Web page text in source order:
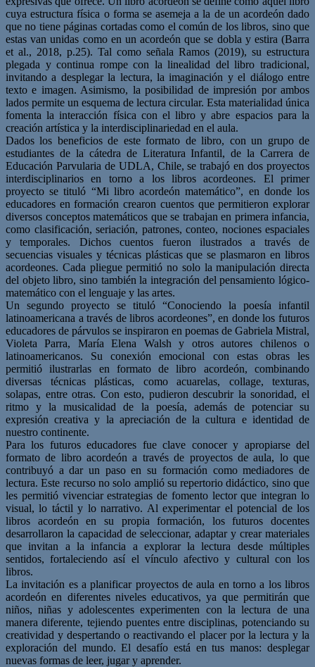
cuya estructura física o forma se asemeja a la de un acordeón dado
que no tiene páginas cortadas como el común de los libros, sino que
estas van unidas como en un acordeón que se dobla y estira (Barra
et al., 2018, p.25). Tal como señala Ramos (2019), su estructura
plegada y continua rompe con la linealidad del libro tradicional,
invitando a desplegar la lectura, la imaginación y el diálogo entre
texto e imagen. Asimismo, la posibilidad de impresión por ambos
lados permite un esquema de lectura circular. Esta materialidad única
fomenta la interacción física con el libro y abre espacios para la
creación artística y la interdisciplinariedad en el aula.
Dados los beneficios de este formato de libro, con un grupo de
estudiantes de la cátedra de Literatura Infantil, de la Carrera de
Educación Parvularia de UDLA, Chile, se trabajó en dos proyectos
interdisciplinarios en torno a los libros acordeones. El primer
proyecto se tituló “Mi libro acordeón matemático”, en donde los
educadores en formación crearon cuentos que permitieron explorar
diversos conceptos matemáticos que se trabajan en primera infancia,
como clasificación, seriación, patrones, conteo, nociones espaciales
y temporales. Dichos cuentos fueron ilustrados a través de
secuencias visuales y técnicas plásticas que se plasmaron en libros
acordeones. Cada pliegue permitió no solo la manipulación directa
del objeto libro, sino también la integración del pensamiento lógico-
matemático con el lenguaje y las artes.
Un segundo proyecto se tituló “Conociendo la poesía infantil
latinoamericana a través de libros acordeones”, en donde los futuros
educadores de párvulos se inspiraron en poemas de Gabriela Mistral,
Violeta Parra, María Elena Walsh y otros autores chilenos o
latinoamericanos. Su conexión emocional con estas obras les
permitió ilustrarlas en formato de libro acordeón, combinando
diversas técnicas plásticas, como acuarelas, collage, texturas,
solapas, entre otras. Con esto, pudieron descubrir la sonoridad, el
ritmo y la musicalidad de la poesía, además de potenciar su
expresión creativa y la apreciación de la cultura e identidad de
nuestro continente.
Para los futuros educadores fue clave conocer y apropiarse del
formato de libro acordeón a través de proyectos de aula, lo que
contribuyó a dar un paso en su formación como mediadores de
lectura. Este recurso no solo amplió su repertorio didáctico, sino que
les permitió vivenciar estrategias de fomento lector que integran lo
visual, lo táctil y lo narrativo. Al experimentar el potencial de los
libros acordeón en su propia formación, los futuros docentes
desarrollaron la capacidad de seleccionar, adaptar y crear materiales
que invitan a la infancia a explorar la lectura desde múltiples
sentidos, fortaleciendo así el vínculo afectivo y cultural con los
libros.
La invitación es a planificar proyectos de aula en torno a los libros
acordeón en diferentes niveles educativos, ya que permitirán que
niños, niñas y adolescentes experimenten con la lectura de una
manera diferente, tejiendo puentes entre disciplinas, potenciando su
creatividad y despertando o reactivando el placer por la lectura y la
exploración del mundo. El desafío está en tus manos: desplegar
nuevas formas de leer, jugar y aprender.